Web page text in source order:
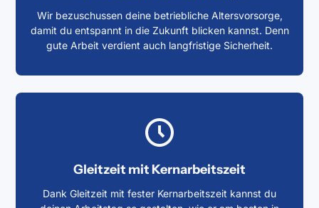
Wir bezuschussen deine betriebliche Altersvorsorge,
damit du entspannt in die Zukunft blicken kannst. Denn
gute Arbeit verdient auch langfristige Sicherheit.
Gleitzeit mit Kernarbeitszeit
Dank Gleitzeit mit fester Kernarbeitszeit kannst du